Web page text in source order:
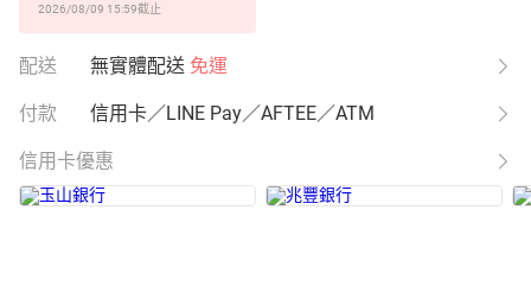
2026/08/09 15:59截止
配送 無實體配送 免運
付款 信用卡／LINE Pay／AFTEE／ATM
信用卡優惠